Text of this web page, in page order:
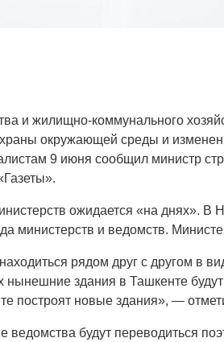
и жилищно-коммунального
окружающей среды и
9 июня сообщил министр
ожидается «на днях». В
министерств и ведомств.
рядом друг с другом в
нынешние здания в Ташкенте
построят новые здания», —
ведомства будут переводиться